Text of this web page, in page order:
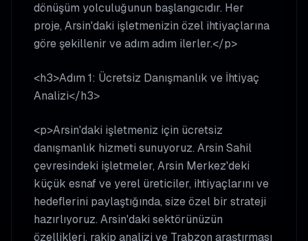
dönüşüm yolculuğunun başlangıcıdır. Her
proje, Arsin'daki işletmenizin özel ihtiyaçlarına
göre şekillenir ve adım adım ilerler.</p>
<h3>Adım 1: Ücretsiz Danışmanlık ve İhtiyaç
Analizi</h3>
<p>Arsin'daki işletmeniz için ücretsiz
danışmanlık hizmeti sunuyoruz. Arsin Sahil
çevresindeki işletmeler, Arsin Merkez'deki
küçük esnaf ve yerel üreticiler, ihtiyaçlarını ve
hedeflerini paylaştığında, size özel bir strateji
hazırlıyoruz. Arsin'daki sektörünüzün
özellikleri, rakip analizi ve Trabzon araştırması